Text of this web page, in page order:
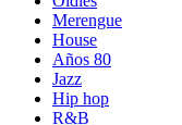
Merengue
House
Años 80
Jazz
Hip hop
R&B